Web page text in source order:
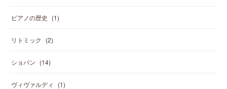
ピアノの歴史 (1)
リトミック (2)
ショパン (14)
ヴィヴァルディ (1)